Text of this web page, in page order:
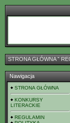
STRONA GŁÓWNAˇ
Nawigacja
STRONA GŁÓWNA
KONKURSY
LITERACKIE
REGULAMIN